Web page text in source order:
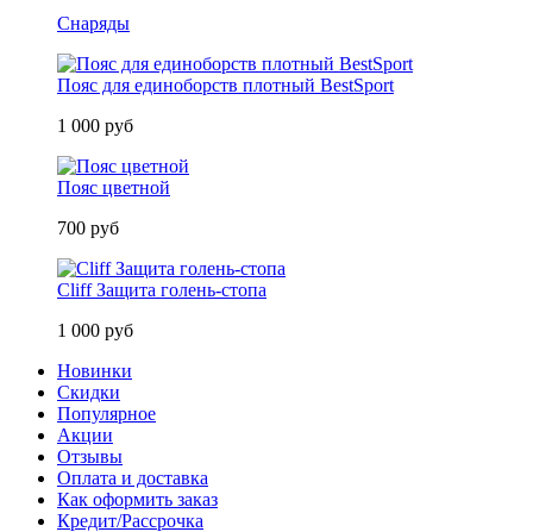
Снаряды
Пояс для единоборств плотный BestSport
1 000 руб
Пояс цветной
700 руб
Cliff Защита голень-стопа
1 000 руб
Новинки
Скидки
Популярное
Акции
Отзывы
Оплата и доставка
Как оформить заказ
Кредит/Рассрочка